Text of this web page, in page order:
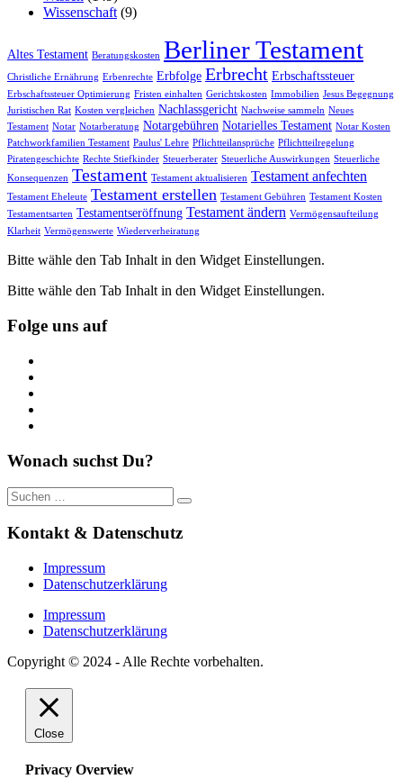
Wissenschaft(9)
Altes Testament Beratungskosten Berliner Testament
Christliche Ernährung Erbenrechte Erbfolge Erbrecht Erbschaftssteuer
Erbschaftssteuer Optimierung Fristen einhalten Gerichtskosten Immobilien Jesus Begegnung
Juristischen Rat Kosten vergleichen Nachlassgericht Nachweise sammeln Neues
Testament Notar Notarberatung Notargebühren Notarielles Testament Notar Kosten
Patchworkfamilien Testament Paulus' Lehre Pflichtteilansprüche Pflichtteilregelung
Piratengeschichte Rechte Stiefkinder Steuerberater Steuerliche Auswirkungen Steuerliche
Konsequenzen Testament Testament aktualisieren Testament anfechten
Testament Eheleute Testament erstellen Testament Gebühren Testament Kosten
Testamentsarten Testamentseröffnung Testament ändern Vermögensaufteilung
Klarheit Vermögenswerte Wiederverheiratung
Bitte wähle den Tab Inhalt in den Widget Einstellungen.
Bitte wähle den Tab Inhalt in den Widget Einstellungen.
Folge uns auf
Wonach suchst Du?
Suche
nach:
Kontakt & Datenschutz
Impressum
Datenschutzerklärung
Impressum
Datenschutzerklärung
Copyright © 2024 - Alle Rechte vorbehalten.
Close
Privacy Overview